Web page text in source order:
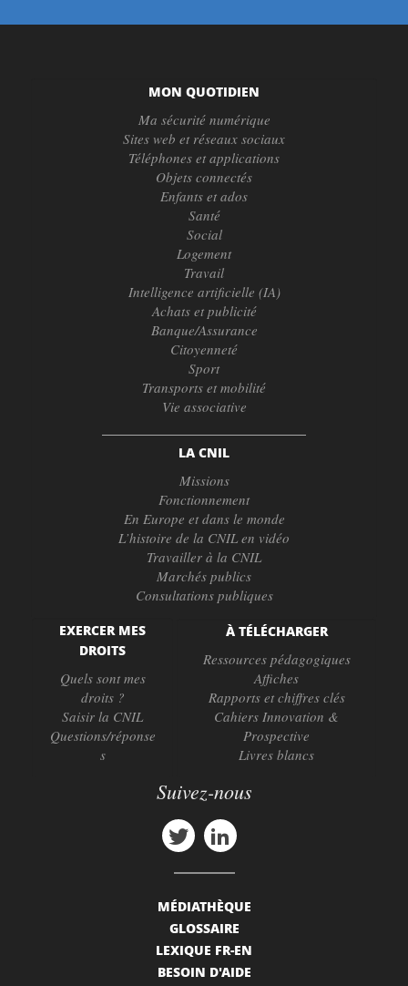
MON QUOTIDIEN
Ma sécurité numérique
Sites web et réseaux sociaux
Téléphones et applications
Objets connectés
Enfants et ados
Santé
Social
Logement
Travail
Intelligence artificielle (IA)
Achats et publicité
Banque/Assurance
Citoyenneté
Sport
Transports et mobilité
Vie associative
LA CNIL
Missions
Fonctionnement
En Europe et dans le monde
L’histoire de la CNIL en vidéo
Travailler à la CNIL
Marchés publics
Consultations publiques
EXERCER MES
DROITS
Quels sont mes
droits ?
Saisir la CNIL
Questions/réponse
s
À TÉLÉCHARGER
Ressources pédagogiques
Affiches
Rapports et chiffres clés
Cahiers Innovation &
Prospective
Livres blancs
Suivez-nous
MÉDIATHÈQUE
GLOSSAIRE
LEXIQUE FR-EN
BESOIN D'AIDE